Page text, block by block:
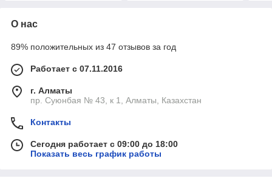
О нас
89% положительных из 47 отзывов за год
Работает с 07.11.2016
г. Алматы
пр. Суюнбая № 43, к 1, Алматы, Казахстан
Контакты
Сегодня работает с 09:00 до 18:00
Показать весь график работы